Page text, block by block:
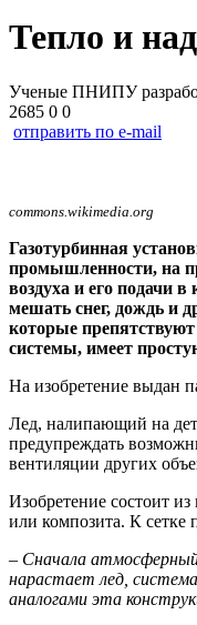
Тепло и
Ученые ПНИПУ
2685 0 0
отправить по e-mail
commons.wikimedia.org
Газотурбинная
промышленности, на
воздуха и его подачи
мешать снег, дождь и
которые
системы, имеет
На изобретение выдан
Лед, налипающий на
предупреждать
вентиляции других
Изобретение состоит
или композита. К сетке
– Сначала атмосферный
нарастает лед,
аналогами эта